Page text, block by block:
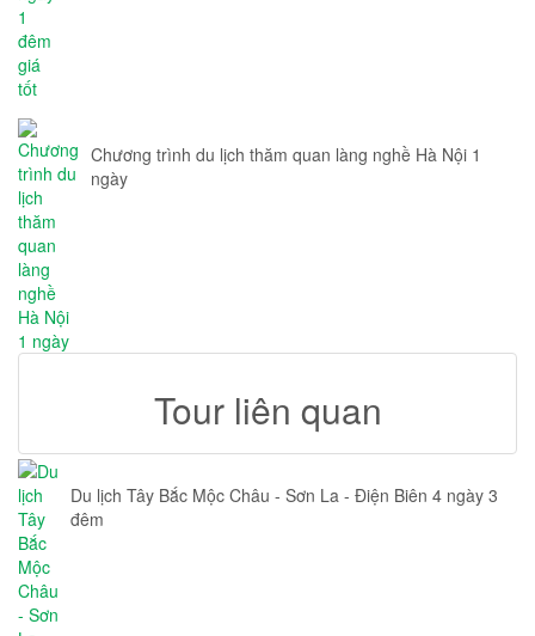
Chương trình du lịch thăm quan làng nghề Hà Nội 1
ngày
Tour liên quan
Du lịch Tây Bắc Mộc Châu - Sơn La - Điện Biên 4 ngày 3
đêm